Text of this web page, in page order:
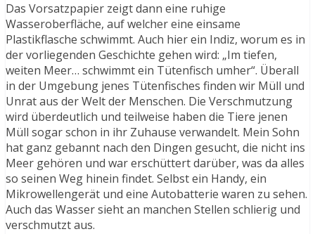
Das Vorsatzpapier zeigt dann eine ruhige
Wasseroberfläche, auf welcher eine einsame
Plastikflasche schwimmt. Auch hier ein Indiz, worum es in
der vorliegenden Geschichte gehen wird: „Im tiefen,
weiten Meer… schwimmt ein Tütenfisch umher“. Überall
in der Umgebung jenes Tütenfisches finden wir Müll und
Unrat aus der Welt der Menschen. Die Verschmutzung
wird überdeutlich und teilweise haben die Tiere jenen
Müll sogar schon in ihr Zuhause verwandelt. Mein Sohn
hat ganz gebannt nach den Dingen gesucht, die nicht ins
Meer gehören und war erschüttert darüber, was da alles
so seinen Weg hinein findet. Selbst ein Handy, ein
Mikrowellengerät und eine Autobatterie waren zu sehen.
Auch das Wasser sieht an manchen Stellen schlierig und
verschmutzt aus.